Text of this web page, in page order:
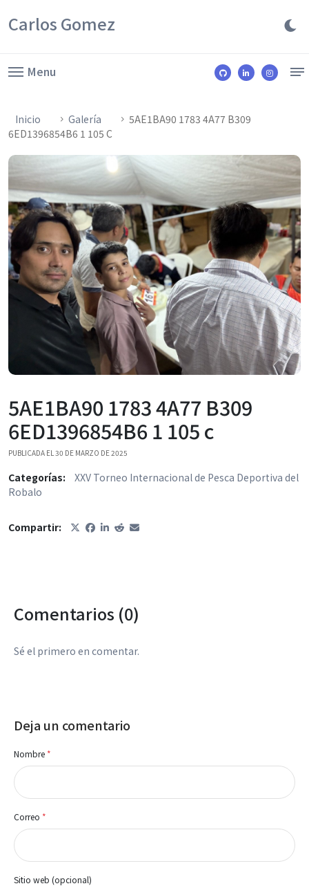
Carlos Gomez
Menu
Inicio Galería
5AE1BA90 1783 4A77 B309
6ED1396854B6 1 105 C
5AE1BA90 1783 4A77 B309
6ED1396854B6 1 105 c
PUBLICADA EL 30 DE MARZO DE 2025
Categorías:
XXV Torneo Internacional de Pesca Deportiva del
Robalo
Compartir:
Comentarios (0)
Sé el primero en comentar.
Deja un comentario
Nombre *
Correo *
Sitio web (opcional)